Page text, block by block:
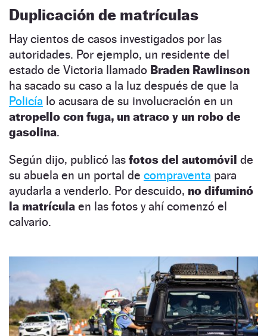
Duplicación de matrículas
Hay cientos de casos investigados por las
autoridades. Por ejemplo, un residente del
estado de Victoria llamado Braden Rawlinson
ha sacado su caso a la luz después de que la
Policía lo acusara de su involucración en un
atropello con fuga, un atraco y un robo de
gasolina.
Según dijo, publicó las fotos del automóvil de
su abuela en un portal de compraventa para
ayudarla a venderlo. Por descuido, no difuminó
la matrícula en las fotos y ahí comenzó el
calvario.